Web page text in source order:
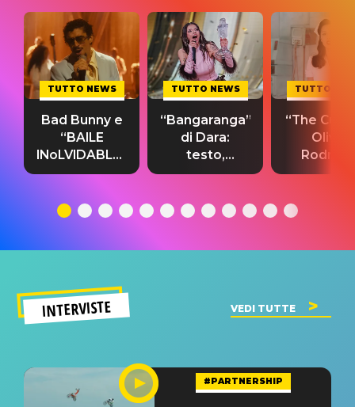
TUTTO NEWS
Bad Bunny e
“BAILE
INoLVIDABLE”:
testo,
significato
TUTTO NEWS
“Bangaranga”
di Dara:
testo,
traduzione e
del singolo
TUTTO
“The
Olivia
testo,
INTERVISTE VEDI TUTTE
#PARTNERSHIP